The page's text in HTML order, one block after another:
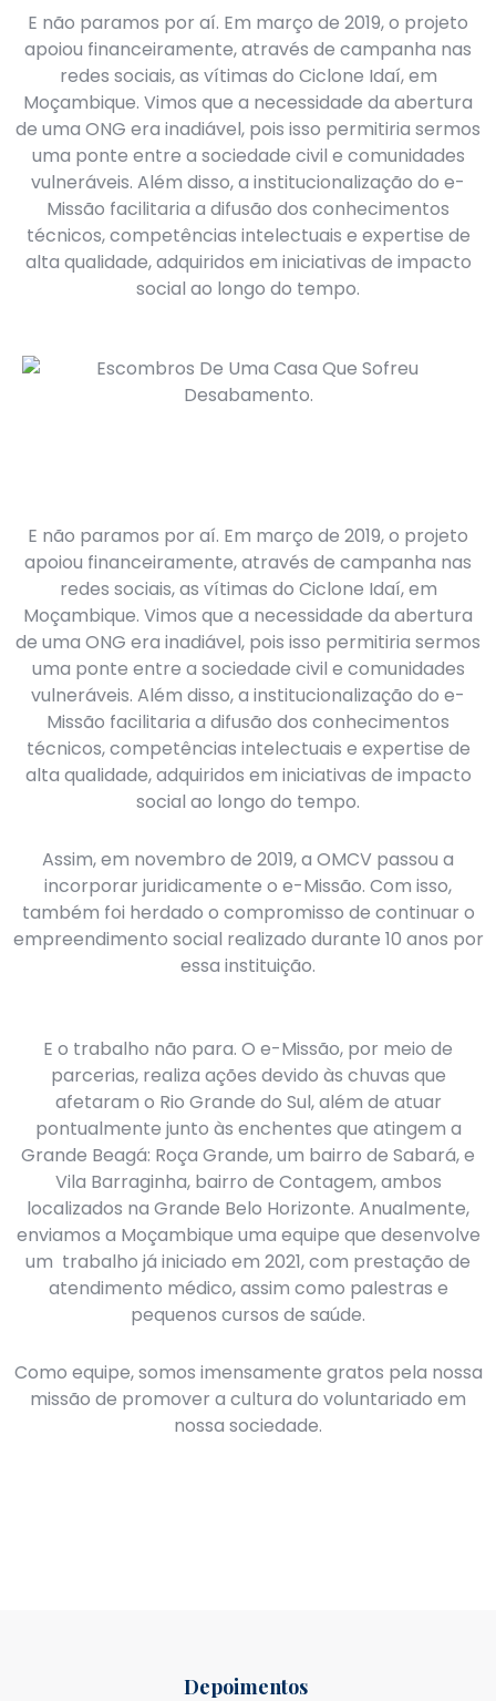
E não paramos por aí. Em março de 2019, o projeto
apoiou financeiramente, através de campanha nas
redes sociais, as vítimas do Ciclone Idaí, em
Moçambique. Vimos que a necessidade da abertura
de uma ONG era inadiável, pois isso permitiria sermos
uma ponte entre a sociedade civil e comunidades
vulneráveis. Além disso, a institucionalização do e-
Missão facilitaria a difusão dos conhecimentos
técnicos, competências intelectuais e expertise de
alta qualidade, adquiridos em iniciativas de impacto
social ao longo do tempo.
E não paramos por aí. Em março de 2019, o projeto
apoiou financeiramente, através de campanha nas
redes sociais, as vítimas do Ciclone Idaí, em
Moçambique. Vimos que a necessidade da abertura
de uma ONG era inadiável, pois isso permitiria sermos
uma ponte entre a sociedade civil e comunidades
vulneráveis. Além disso, a institucionalização do e-
Missão facilitaria a difusão dos conhecimentos
técnicos, competências intelectuais e expertise de
alta qualidade, adquiridos em iniciativas de impacto
social ao longo do tempo.
Assim, em novembro de 2019, a OMCV passou a
incorporar juridicamente o e-Missão. Com isso,
também foi herdado o compromisso de continuar o
empreendimento social realizado durante 10 anos por
essa instituição.
E o trabalho não para. O e-Missão, por meio de
parcerias, realiza ações devido às chuvas que
afetaram o Rio Grande do Sul, além de atuar
pontualmente junto às enchentes que atingem a
Grande Beagá: Roça Grande, um bairro de Sabará, e
Vila Barraginha, bairro de Contagem, ambos
localizados na Grande Belo Horizonte. Anualmente,
enviamos a Moçambique uma equipe que desenvolve
um trabalho já iniciado em 2021, com prestação de
atendimento médico, assim como palestras e
pequenos cursos de saúde.
Como equipe, somos imensamente gratos pela nossa
missão de promover a cultura do voluntariado em
nossa sociedade.
Depoimentos